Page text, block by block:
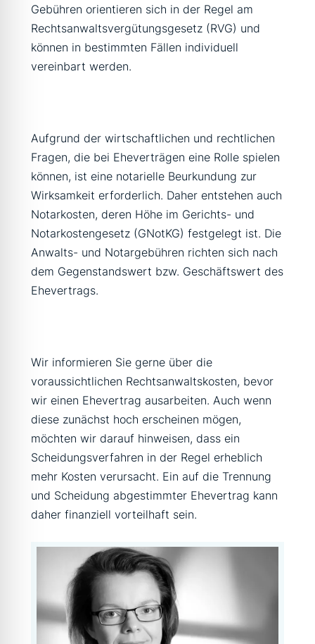
Gebühren orientieren sich in der Regel am
Rechtsanwaltsvergütungsgesetz (RVG) und
können in bestimmten Fällen individuell
vereinbart werden.
Aufgrund der wirtschaftlichen und rechtlichen
Fragen, die bei Eheverträgen eine Rolle spielen
können, ist eine notarielle Beurkundung zur
Wirksamkeit erforderlich. Daher entstehen auch
Notarkosten, deren Höhe im Gerichts- und
Notarkostengesetz (GNotKG) festgelegt ist. Die
Anwalts- und Notargebühren richten sich nach
dem Gegenstandswert bzw. Geschäftswert des
Ehevertrags.
Wir informieren Sie gerne über die
voraussichtlichen Rechtsanwaltskosten, bevor
wir einen Ehevertrag ausarbeiten. Auch wenn
diese zunächst hoch erscheinen mögen,
möchten wir darauf hinweisen, dass ein
Scheidungsverfahren in der Regel erheblich
mehr Kosten verursacht. Ein auf die Trennung
und Scheidung abgestimmter Ehevertrag kann
daher finanziell vorteilhaft sein.